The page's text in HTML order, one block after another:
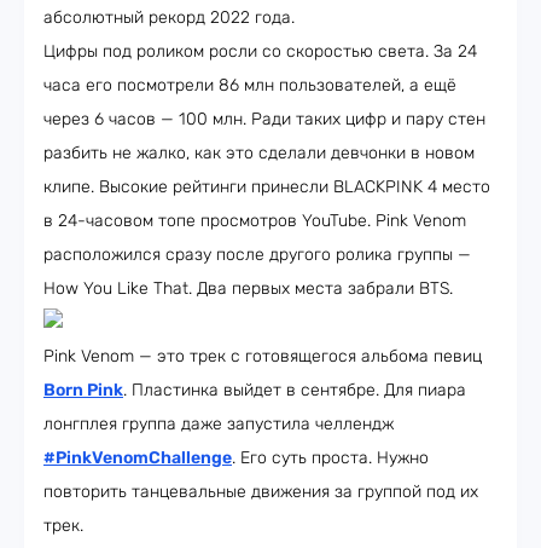
абсолютный рекорд 2022 года.
Цифры под роликом росли со скоростью света. За 24
часа его посмотрели 86 млн пользователей, а ещё
через 6 часов — 100 млн. Ради таких цифр и пару стен
разбить не жалко, как это сделали девчонки в новом
клипе. Высокие рейтинги принесли BLACKPINK 4 место
в 24-часовом топе просмотров YouTube. Pink Venom
расположился сразу после другого ролика группы —
How You Like That. Два первых места забрали BTS.
Pink Venom — это трек с готовящегося альбома певиц
Born Pink. Пластинка выйдет в сентябре. Для пиара
лонгплея группа даже запустила челлендж
#PinkVenomChallenge. Его суть проста. Нужно
повторить танцевальные движения за группой под их
трек.